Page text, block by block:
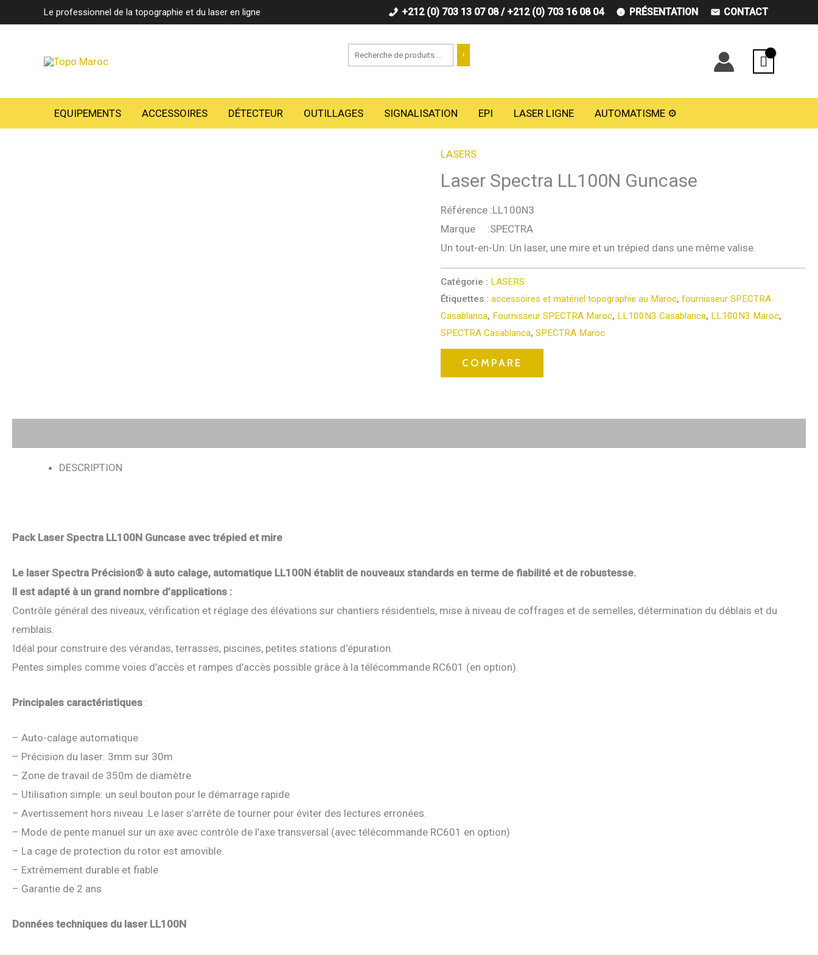
au
Le professionnel de la topographie et du laser en ligne +212 (0) 703 13 07 08 / +212 (0) 703 16 08 04 PRÉSENTATION CONTACT
EQUIPEMENTS ACCESSOIRES DÉTECTEUR OUTILLAGES SIGNALISATION EPI LASER LIGNE AUTOMATISME ⚙️
LASERS
Laser Spectra LL100N Guncase
Référence :LL100N3
Marque :SPECTRA
Un tout-en-Un: Un laser, une mire et un trépied dans une même valise.
Catégorie : LASERS
Étiquettes :accessoires et matériel topographie au Maroc,fournisseur SPECTRA
Casablanca, Fournisseur SPECTRA Maroc, LL100N3 Casablanca, LL100N3 Maroc,
SPECTRA Casablanca,SPECTRA Maroc
COMPARE
DESCRIPTION
Pack Laser Spectra LL100N Guncase avec trépied et mire
Le laser Spectra Précision® à auto calage, automatique LL100N établit de nouveaux standards en terme de fiabilité et de robustesse.
Il est adapté à un grand nombre d’applications :
Contrôle général des niveaux, vérification et réglage des élévations sur chantiers résidentiels, mise à niveau de coffrages et de semelles, détermination du déblais et du
remblais.
Idéal pour construire des vérandas, terrasses, piscines, petites stations d’épuration.
Pentes simples comme voies d’accès et rampes d’accès possible grâce à la télécommande RC601 (en option).
Principales caractéristiques :
– Auto-calage automatique
– Précision du laser: 3mm sur 30m
– Zone de travail de 350m de diamètre
– Utilisation simple: un seul bouton pour le démarrage rapide
– Avertissement hors niveau .Le laser s’arrête de tourner pour éviter des lectures erronées.
– Mode de pente manuel sur un axe avec contrôle de l’axe transversal (avec télécommande RC601 en option)
– La cage de protection du rotor est amovible.
– Extrêmement durable et fiable
– Garantie de 2 ans
Données techniques du laser LL100N